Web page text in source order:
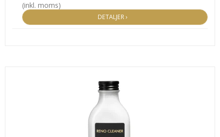
(inkl. moms)
DETALJER ›